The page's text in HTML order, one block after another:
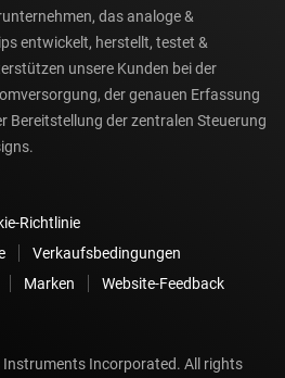
das analoge &
entwickelt, herstellt, testet &
unsere Kunden bei der
der genauen Erfassung
Bereitstellung der zentralen Steuerung
Richtlinie
Verkaufsbedingungen
Marken
Website-Feedback
Instruments Incorporated. All rights